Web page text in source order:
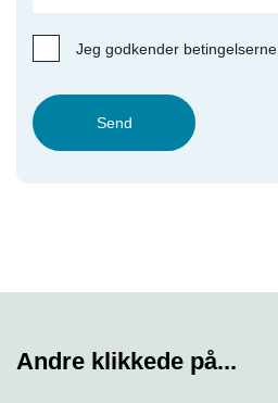
Jeg godkender betingelserne.
Send
Andre klikkede på...